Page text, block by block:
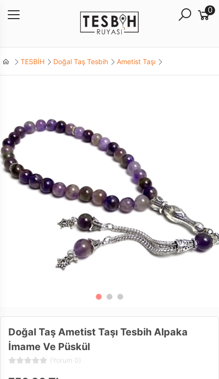
0
TESBİH Doğal Taş Tesbih Ametist Taşı
Doğal Taş Ametist Taşı Tesbih Alpaka
İmame Ve Püskül
(Yorum 0)